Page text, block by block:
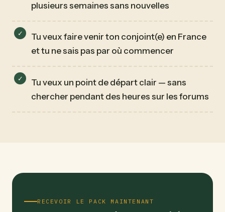
plusieurs semaines sans nouvelles
Tu veux faire venir ton conjoint(e) en France
et tu ne sais pas par où commencer
Tu veux un point de départ clair — sans
chercher pendant des heures sur les forums
RECEVOIR LE PACK MAINTENANT